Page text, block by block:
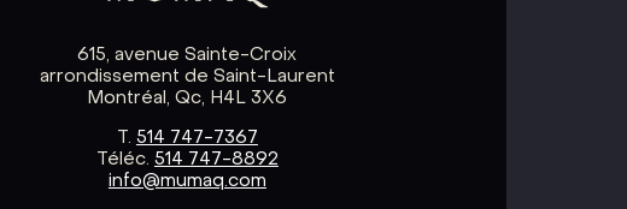
615, avenue Sainte-Croix
arrondissement de Saint-Laurent
Montréal, Qc, H4L 3X6
T. 514 747-7367
Téléc. 514 747-8892
info@mumaq.com